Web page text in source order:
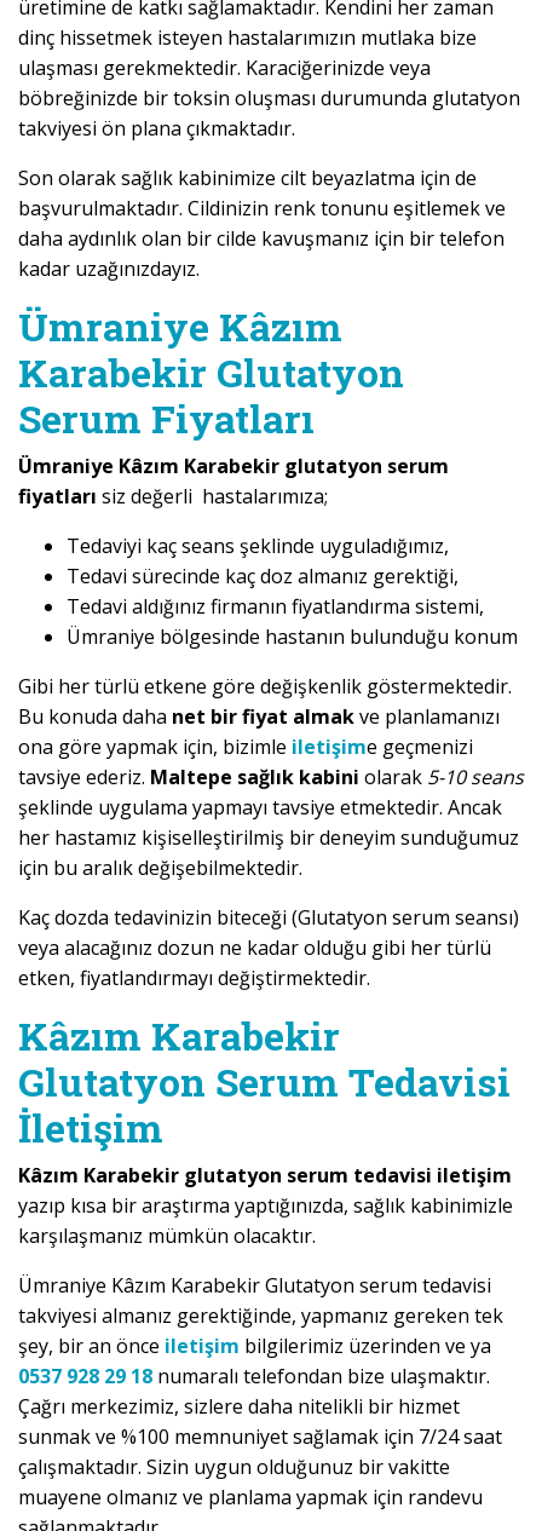
üretimine de katkı sağlamaktadır. Kendini her zaman
dinç hissetmek isteyen hastalarımızın mutlaka bize
ulaşması gerekmektedir. Karaciğerinizde veya
böbreğinizde bir toksin oluşması durumunda glutatyon
takviyesi ön plana çıkmaktadır.
Son olarak sağlık kabinimize cilt beyazlatma için de
başvurulmaktadır. Cildinizin renk tonunu eşitlemek ve
daha aydınlık olan bir cilde kavuşmanız için bir telefon
kadar uzağınızdayız.
Ümraniye Kâzım
Karabekir Glutatyon
Serum Fiyatları
Ümraniye Kâzım Karabekir glutatyon serum
fiyatları siz değerli hastalarımıza;
Tedaviyi kaç seans şeklinde uyguladığımız,
Tedavi sürecinde kaç doz almanız gerektiği,
Tedavi aldığınız firmanın fiyatlandırma sistemi,
Ümraniye bölgesinde hastanın bulunduğu konum
Gibi her türlü etkene göre değişkenlik göstermektedir.
Bu konuda daha net bir fiyat almakve planlamanızı
ona göre yapmak için, bizimle iletişime geçmenizi
tavsiye ederiz. Maltepe sağlık kabini olarak 5-10 seans
şeklinde uygulama yapmayı tavsiye etmektedir. Ancak
her hastamız kişiselleştirilmiş bir deneyim sunduğumuz
için bu aralık değişebilmektedir.
Kaç dozda tedavinizin biteceği (Glutatyon serum seansı)
veya alacağınız dozun ne kadar olduğu gibi her türlü
etken, fiyatlandırmayı değiştirmektedir.
Kâzım Karabekir
Glutatyon Serum Tedavisi
İletişim
Kâzım Karabekir glutatyon serum tedavisi iletişim
yazıp kısa bir araştırma yaptığınızda, sağlık kabinimizle
karşılaşmanız mümkün olacaktır.
Ümraniye Kâzım Karabekir Glutatyon serum tedavisi
takviyesi almanız gerektiğinde, yapmanız gereken tek
şey, bir an önce iletişim bilgilerimiz üzerinden ve ya
0537 928 29 18 numaralı telefondan bize ulaşmaktır.
Çağrı merkezimiz, sizlere daha nitelikli bir hizmet
sunmak ve %100 memnuniyet sağlamak için 7/24 saat
çalışmaktadır. Sizin uygun olduğunuz bir vakitte
muayene olmanız ve planlama yapmak için randevu